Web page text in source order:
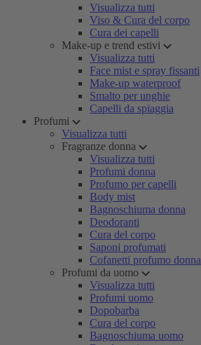
Visualizza tutti
Viso & Cura del corpo
Cura dei capelli
Make-up e trend estivi
Visualizza tutti
Face mist e spray fissanti
Make-up waterproof
Smalto per unghie
Capelli da spiaggia
Profumi
Visualizza tutti
Fragranze donna
Visualizza tutti
Profumi donna
Profumo per capelli
Body mist
Bagnoschiuma donna
Deodoranti
Cura del corpo
Saponi profumati
Cofanetti profumo donna
Profumi da uomo
Visualizza tutti
Profumi uomo
Dopobarba
Cura del corpo
Bagnoschiuma uomo